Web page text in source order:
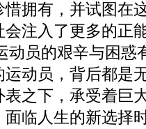
拥有，并试图在
注入了更多的正
动员的艰辛与困惑
动员，背后都是
之下，承受着巨
临人生的新选择